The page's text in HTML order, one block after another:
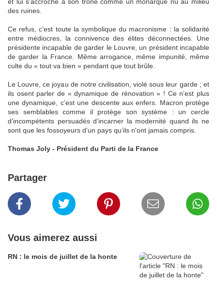
des ruines.
Ce refus, c’est toute la symbolique du macronisme : la solidarité
entre médiocres, la connivence des élites déconnectées. Une
présidente incapable de garder le Louvre, un président incapable
de garder la France. Même arrogance, même impunité, même
culte du « tout va bien » pendant que tout brûle.
Le Louvre, ce joyau de notre civilisation, violé sous leur garde ; et
ils osent parler de « dynamique de rénovation » ! Ce n’est plus
une dynamique, c’est une descente aux enfers. Macron protège
ses semblables comme il protège son système : un cercle
d’incompétents persuadés d’incarner la modernité quand ils ne
sont que les fossoyeurs d’un pays qu’ils n'ont jamais compris.
Thomas Joly - Président du Parti de la France
Partager
Vous aimerez aussi
RN : le mois de juillet de la honte